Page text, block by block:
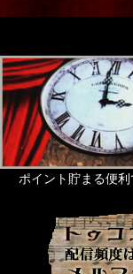
榎本由美
山際マリ MARI
Bloody Rose
櫻井紅子
相良つつじ
ポイント貯まる便